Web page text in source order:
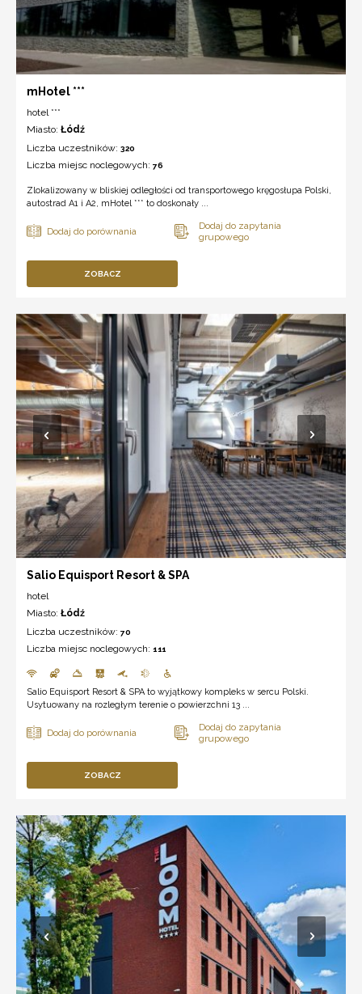
mHotel ***
hotel ***
Miasto: Łódź
Liczba uczestników: 320
Liczba miejsc noclegowych: 76
Zlokalizowany w bliskiej odległości od transportowego kręgosłupa Polski,
autostrad A1 i A2, mHotel *** to doskonały ...
ZOBACZ
Salio Equisport Resort & SPA
hotel
Miasto: Łódź
Liczba uczestników: 70
Liczba miejsc noclegowych: 111
Salio Equisport Resort & SPA to wyjątkowy kompleks w sercu Polski.
Usytuowany na rozległym terenie o powierzchni 13 ...
ZOBACZ